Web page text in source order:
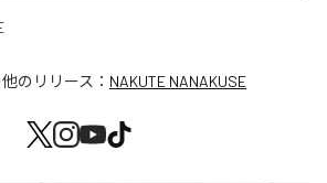
のリリース： NAKUTE NANAKUSE